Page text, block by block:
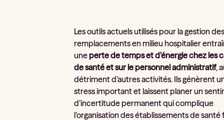
Les outils actuels utilisés pour la gestion
remplacements en milieu hospitalier
une perte de temps et d’énergie chez les
de santé et sur le personnel administratif,
détriment d’autres activités. Ils génèrent
stressimportant et laissent planer un
d’incertitude permanent qui complique
l’organisation des établissements de santé